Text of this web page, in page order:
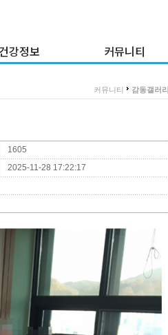
강정보
정보 게시판
커뮤니티
이 달의 프로그램
질문과 답변
채용공고
병원소식
불만고충접수
커뮤니티
> 감동갤러리
1605
2025-11-28 17:22:17